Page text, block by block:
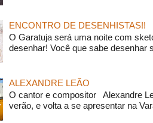
ENCONTRO DE DESENHISTAS!!
O Garatuja será uma noite com
desenhar! Você que sabe desenhar
ALEXANDRE LEÃO
O cantor e compositor Alexandre
verão, e volta a se apresentar na